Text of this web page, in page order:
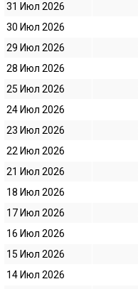
31 Июл 2026
30 Июл 2026
29 Июл 2026
28 Июл 2026
25 Июл 2026
24 Июл 2026
23 Июл 2026
22 Июл 2026
21 Июл 2026
18 Июл 2026
17 Июл 2026
16 Июл 2026
15 Июл 2026
14 Июл 2026